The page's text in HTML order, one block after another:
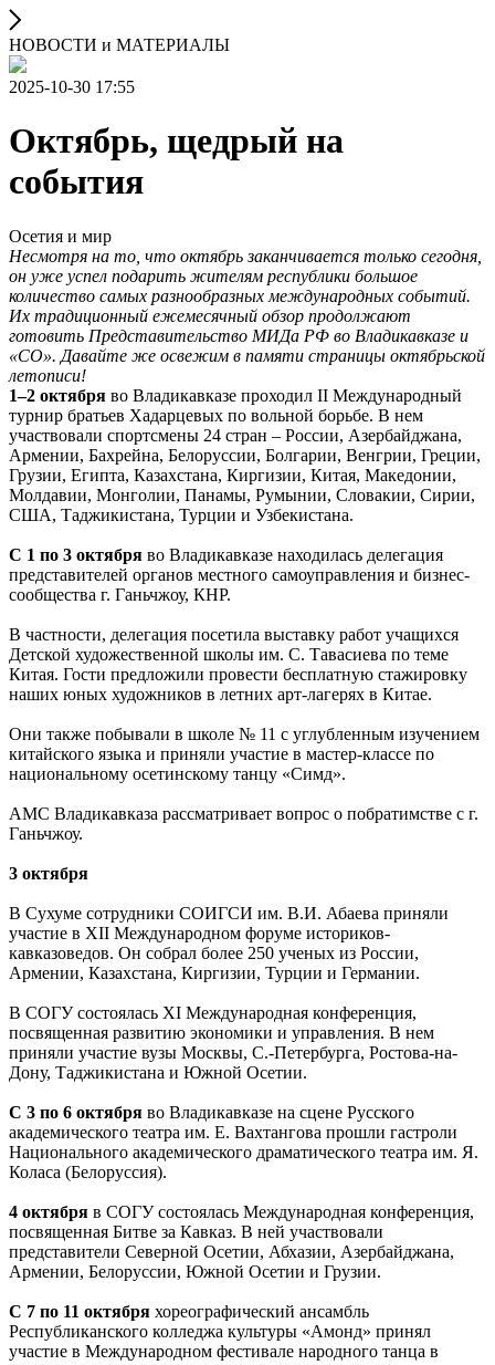
НОВОСТИ и МАТЕРИАЛЫ
2025-10-30 17:55
Октябрь, щедрый на
события
Осетия и мир
Несмотря на то, что октябрь заканчивается только сегодня,
он уже успел подарить жителям республики большое
количество самых разнообразных международных событий.
Их традиционный ежемесячный обзор продолжают
готовить Представительство МИДа РФ во Владикавказе и
«СО». Давайте же освежим в памяти страницы октябрьской
летописи!
1–2 октября во Владикавказе проходил II Международный
турнир братьев Хадарцевых по вольной борьбе. В нем
участвовали спортсмены 24 стран – России, Азербайджана,
Армении, Бахрейна, Белоруссии, Болгарии, Венгрии, Греции,
Грузии, Египта, Казахстана, Киргизии, Китая, Македонии,
Молдавии, Монголии, Панамы, Румынии, Словакии, Сирии,
США, Таджикистана, Турции и Узбекистана.
С 1 по 3 октября во Владикавказе находилась делегация
представителей органов местного самоуправления и бизнес-
сообщества г. Ганьчжоу, КНР.
В частности, делегация посетила выставку работ учащихся
Детской художественной школы им. С. Тавасиева по теме
Китая. Гости предложили провести бесплатную стажировку
наших юных художников в летних арт-лагерях в Китае.
Они также побывали в школе № 11 с углубленным изучением
китайского языка и приняли участие в мастер-классе по
национальному осетинскому танцу «Симд».
АМС Владикавказа рассматривает вопрос о побратимстве с г.
Ганьчжоу.
3 октября
В Сухуме сотрудники СОИГСИ им. В.И. Абаева приняли
участие в XII Международном форуме историков-
кавказоведов. Он собрал более 250 ученых из России,
Армении, Казахстана, Киргизии, Турции и Германии.
В СОГУ состоялась XI Международная конференция,
посвященная развитию экономики и управления. В нем
приняли участие вузы Москвы, С.-Петербурга, Ростова-на-
Дону, Таджикистана и Южной Осетии.
С 3 по 6 октября во Владикавказе на сцене Русского
академического театра им. Е. Вахтангова прошли гастроли
Национального академического драматического театра им. Я.
Коласа (Белоруссия).
4 октября в СОГУ состоялась Международная конференция,
посвященная Битве за Кавказ. В ней участвовали
представители Северной Осетии, Абхазии, Азербайджана,
Армении, Белоруссии, Южной Осетии и Грузии.
С 7 по 11 октября хореографический ансамбль
Республиканского колледжа культуры «Амонд» принял
участие в Международном фестивале народного танца в